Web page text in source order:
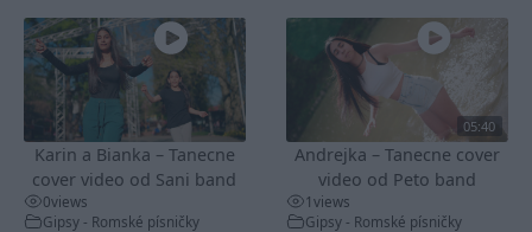
Karin a Bianka – Tanecne
cover video od Sani band
0views
Gipsy - Romské písničky
05:40
Andrejka – Tanecne cover
video od Peto band
1views
Gipsy - Romské písničky